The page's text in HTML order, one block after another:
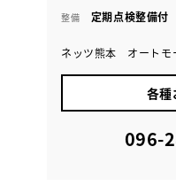
整備 定期点検整備付
ネッツ熊本 オート
各種
096-